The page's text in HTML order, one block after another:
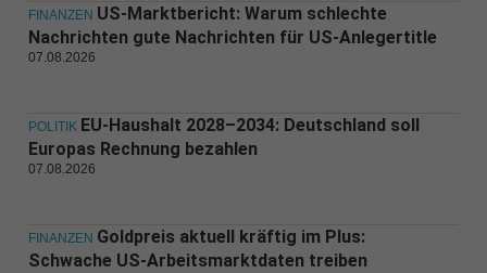
FINANZEN US-Marktbericht: Warum schlechte
Nachrichten gute Nachrichten für US-Anlegertitle
07.08.2026
POLITIK EU-Haushalt 2028–2034: Deutschland soll
Europas Rechnung bezahlen
07.08.2026
FINANZEN Goldpreis aktuell kräftig im Plus:
Schwache US-Arbeitsmarktdaten treiben